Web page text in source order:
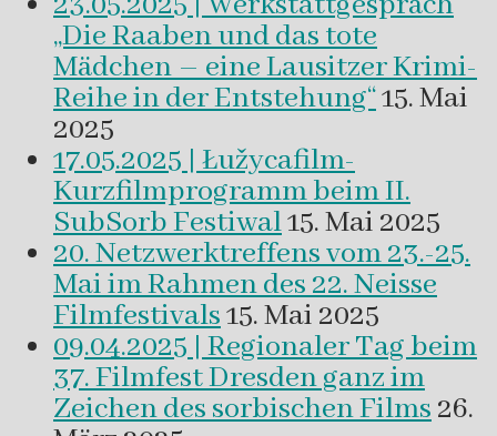
„Die Raaben und das tote
Mädchen – eine Lausitzer Krimi-
Reihe in der Entstehung“15. Mai
2025
17.05.2025 | Łužycafilm-
Kurzfilmprogramm beim II.
SubSorb Festiwal15. Mai 2025
20. Netzwerktreffens vom 23.-25.
Mai im Rahmen des 22. Neisse
Filmfestivals15. Mai 2025
09.04.2025 | Regionaler Tag beim
37. Filmfest Dresden ganz im
Zeichen des sorbischen Films 26.